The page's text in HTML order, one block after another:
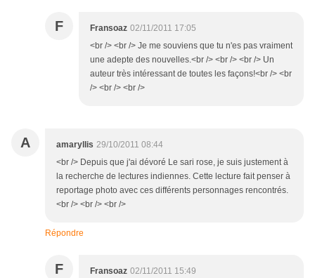
F Fransoaz 02/11/2011 17:05
<br /> <br /> Je me souviens que tu n'es pas vraiment
une adepte des nouvelles.<br /> <br /> <br /> Un
auteur très intéressant de toutes les façons!<br /> <br
/> <br /> <br />
A amaryllis 29/10/2011 08:44
<br /> Depuis que j'ai dévoré Le sari rose, je suis justement à
la recherche de lectures indiennes. Cette lecture fait penser à
reportage photo avec ces différents personnages rencontrés.
<br /> <br /> <br />
Répondre
F Fransoaz 02/11/2011 15:49